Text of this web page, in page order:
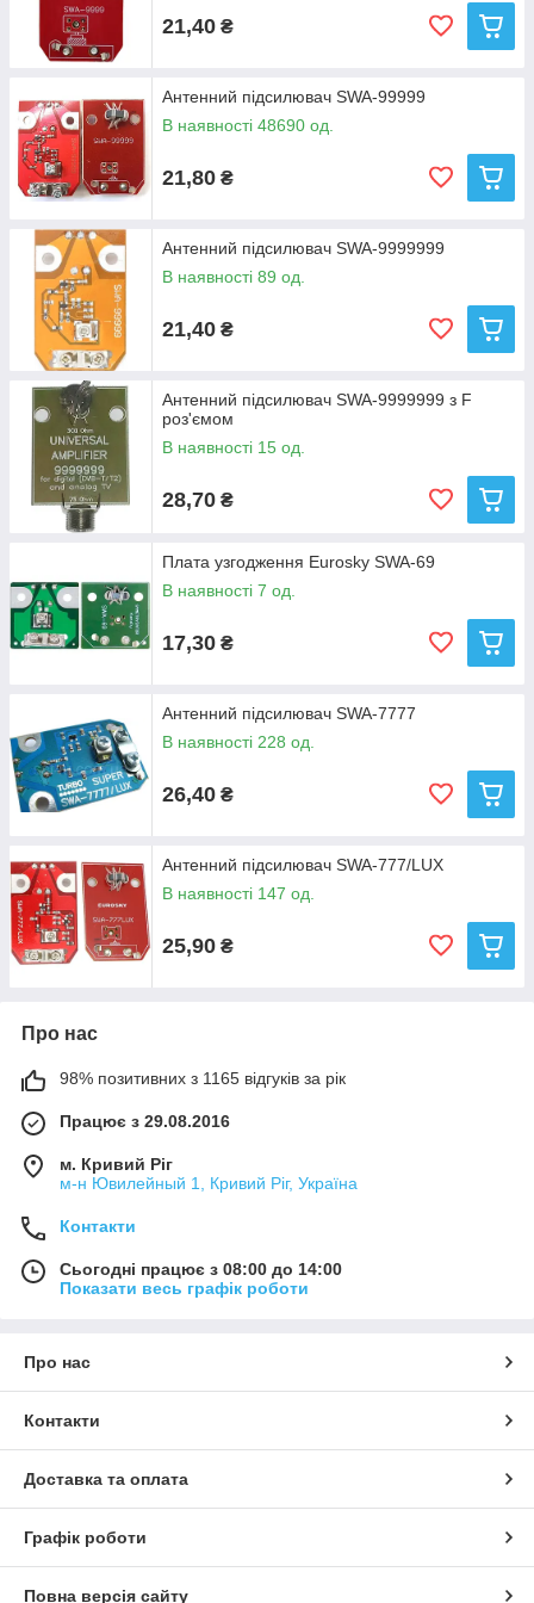
21,40 ₴
Антенний підсилювач SWA-99999
В наявності 48690 од.
21,80 ₴
Антенний підсилювач SWA-9999999
В наявності 89 од.
21,40 ₴
Антенний підсилювач SWA-9999999 з F
роз'ємом
В наявності 15 од.
28,70 ₴
Плата узгодження Eurosky SWA-69
В наявності 7 од.
17,30 ₴
Антенний підсилювач SWA-7777
В наявності 228 од.
26,40 ₴
Антенний підсилювач SWA-777/LUX
В наявності 147 од.
25,90 ₴
Про нас
98% позитивних з 1165 відгуків за рік
Працює з 29.08.2016
м. Кривий Ріг
м-н Ювилейный 1, Кривий Ріг, Україна
Контакти
Сьогодні працює з 08:00 до 14:00
Показати весь графік роботи
Про нас
Контакти
Доставка та оплата
Графік роботи
Повна версія сайту